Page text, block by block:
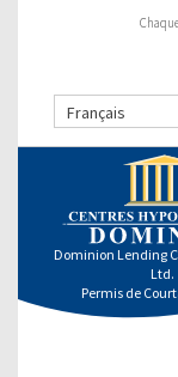
Français
Dominion Lending
Ltd.
Permis de